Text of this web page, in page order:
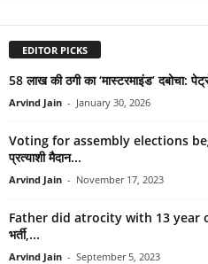
EDITOR PICKS
58 लाख की ठगी का ‘मास्टरमाइंड’ दबोचा:
Arvind Jain - January 30, 2026
Voting for assembly elections
प्रत्याशी मैदान...
Arvind Jain - November 17, 2023
Father did atrocity with 13 year
भर्ती,...
Arvind Jain - September 5, 2023